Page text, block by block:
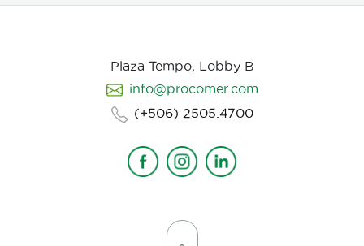
Plaza Tempo, Lobby B
info@procomer.com
(+506) 2505.4700